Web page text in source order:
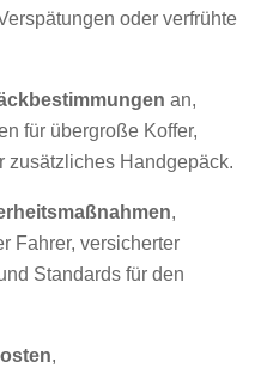
oder verfrühte
an,
für übergroße Koffer,
zusätzliches Handgepäck.
,
Fahrer, versicherter
Standards für den
,